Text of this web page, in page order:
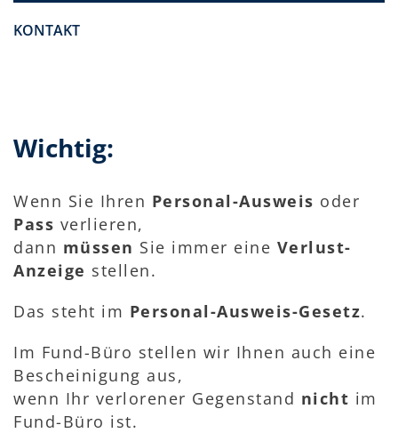
KONTAKT
Wichtig:
Wenn Sie Ihren Personal-Ausweis oder
Pass verlieren,
dann müssen Sie immer eine Verlust-
Anzeige stellen.
Das steht im Personal-Ausweis-Gesetz.
Im Fund-Büro stellen wir Ihnen auch eine
Bescheinigung aus,
wenn Ihr verlorener Gegenstand nicht im
Fund-Büro ist.